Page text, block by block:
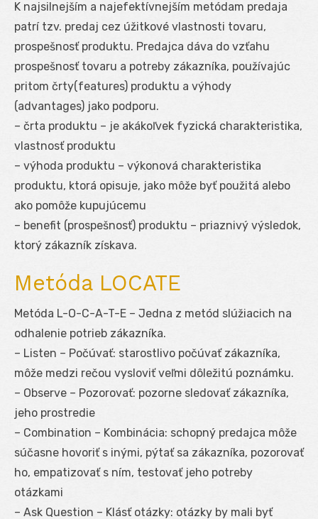
K najsilnejším a najefektívnejším metódam predaja
patrí tzv. predaj cez úžitkové vlastnosti tovaru,
prospešnosť produktu. Predajca dáva do vzťahu
prospešnosť tovaru a potreby zákazníka, používajúc
pritom črty(features) produktu a výhody
(advantages) jako podporu.
– črta produktu – je akákoľvek fyzická charakteristika,
vlastnosť produktu
– výhoda produktu – výkonová charakteristika
produktu, ktorá opisuje, jako môže byť použitá alebo
ako pomôže kupujúcemu
– benefit (prospešnosť) produktu – priaznivý výsledok,
ktorý zákazník získava.
Metóda LOCATE
Metóda L-O-C-A-T-E – Jedna z metód slúžiacich na
odhalenie potrieb zákazníka.
– Listen – Počúvať: starostlivo počúvať zákazníka,
môže medzi rečou vysloviť veľmi dôležitú poznámku.
– Observe – Pozorovať: pozorne sledovať zákazníka,
jeho prostredie
– Combination – Kombinácia: schopný predajca môže
súčasne hovoriť s inými, pýtať sa zákazníka, pozorovať
ho, empatizovať s ním, testovať jeho potreby
otázkami
– Ask Question – Klásť otázky: otázky by mali byť